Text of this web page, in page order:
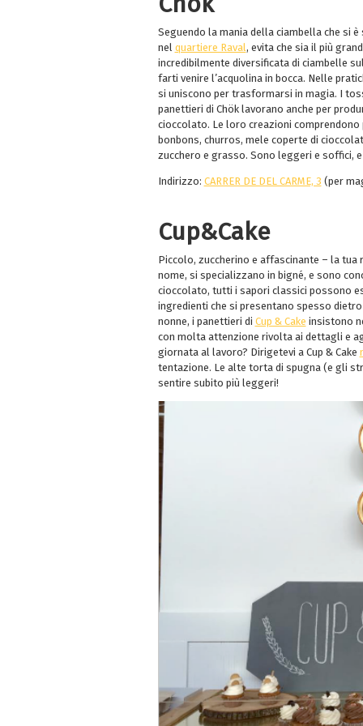
Seguendo la mania della ciambella che si
nel quartiere Raval, evita che sia il più
incredibilmente diversificata di ciambelle
farti venire l’acquolina in bocca. Nelle
si uniscono per trasformarsi in magia. I
panettieri di Chök lavorano anche per
cioccolato. Le loro creazioni
bonbons, churros, mele coperte di
zucchero e grasso. Sono leggeri e soffici,
Indirizzo: CARRER DE DEL CARME, 3 (per
Cup&Cake
Piccolo, zuccherino e affascinante – la
nome, si specializzano in bigné, e sono
cioccolato, tutti i sapori classici possono
ingredienti che si presentano spesso
nonne, i panettieri di Cup & Cake insistono
con molta attenzione rivolta ai dettagli e
giornata al lavoro? Dirigetevi a Cup & Cake
tentazione. Le alte torta di spugna (e gli
sentire subito più leggeri!